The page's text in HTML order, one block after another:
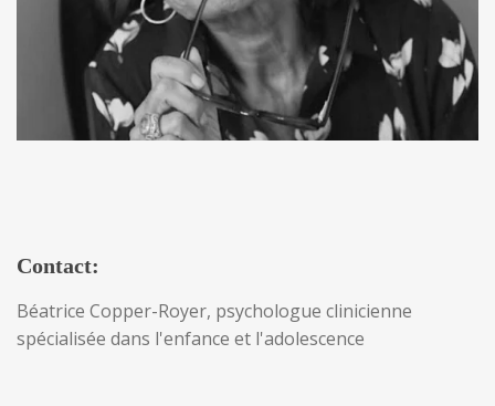
Contact:
Béatrice Copper-Royer, psychologue clinicienne
spécialisée dans l'enfance et l'adolescence